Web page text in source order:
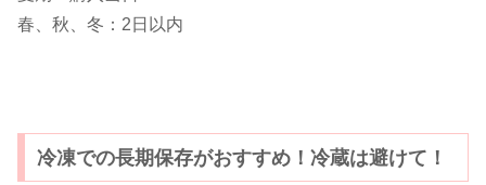
春、秋、冬：2日以内
冷凍での長期保存がおすすめ！冷蔵は避けて！